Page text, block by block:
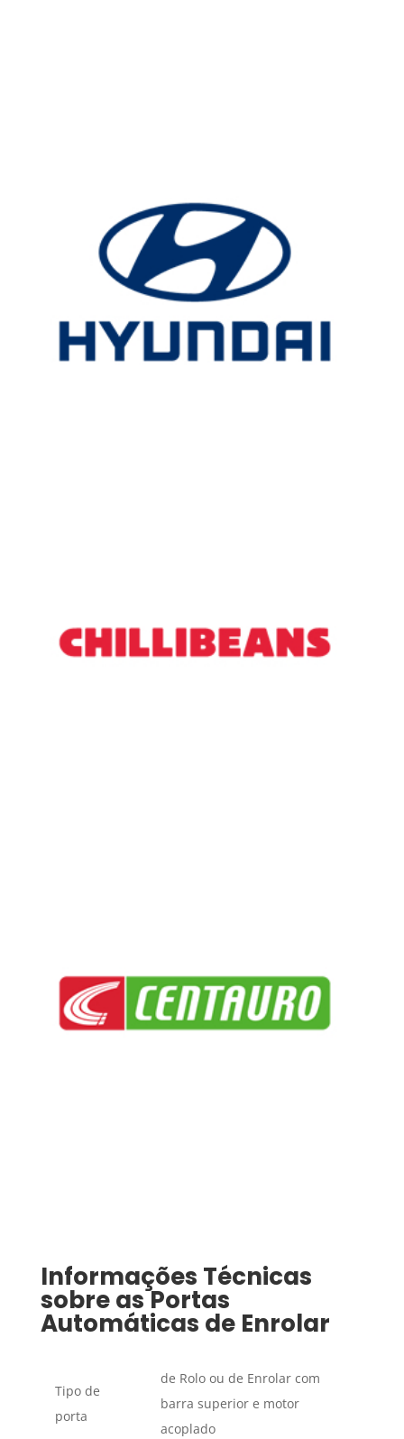
Informações Técnicas
sobre as Portas
Automáticas de Enrolar
Tipo de
porta
de Rolo ou de Enrolar com
barra superior e motor
acoplado